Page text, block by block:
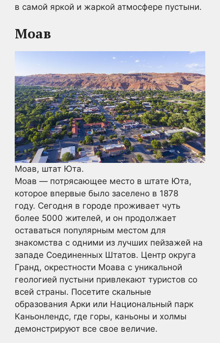
в самой яркой и жаркой атмосфере пустыни.
Моав
Моав, штат Юта.
Моав — потрясающее место в штате Юта,
которое впервые было заселено в 1878
году. Сегодня в городе проживает чуть
более 5000 жителей, и он продолжает
оставаться популярным местом для
знакомства с одними из лучших пейзажей на
западе Соединенных Штатов. Центр округа
Гранд, окрестности Моава с уникальной
геологией пустыни привлекают туристов со
всей страны. Посетите скальные
образования Арки или Национальный парк
Каньонлендс, где горы, каньоны и холмы
демонстрируют все свое величие.